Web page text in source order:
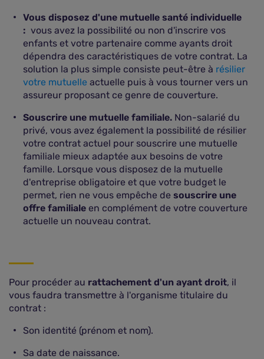
Vous disposez d'une mutuelle santé individuelle
: vous avez la possibilité ou non d'inscrire vos
enfants et votre partenaire comme ayants droit
dépendra des caractéristiques de votre contrat. La
solution la plus simple consiste peut-être à résilier
votre mutuelle actuelle puis à vous tourner vers un
assureur proposant ce genre de couverture.
Souscrire une mutuelle familiale. Non-salarié du
privé, vous avez également la possibilité de résilier
votre contrat actuel pour souscrire une mutuelle
familiale mieux adaptée aux besoins de votre
famille. Lorsque vous disposez de la mutuelle
d'entreprise obligatoire et que votre budget le
permet, rien ne vous empêche de souscrire une
offre familiale en complément de votre couverture
actuelle un nouveau contrat.
Pour procéder au rattachement d'un ayant droit, il
vous faudra transmettre à l'organisme titulaire du
contrat :
Son identité (prénom et nom).
Sa date de naissance.